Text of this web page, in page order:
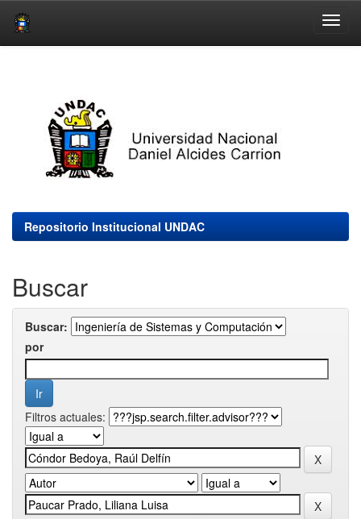
Repositorio Institucional UNDAC
Buscar
Buscar:
por
Filtros actuales: